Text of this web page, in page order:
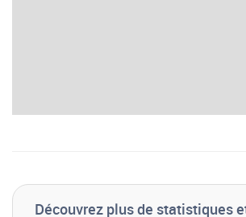
Découvrez plus de statistiques